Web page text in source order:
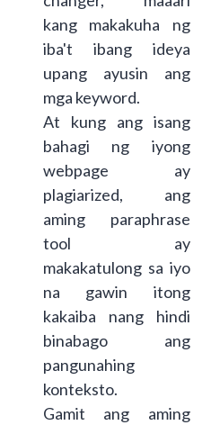
kang makakuha ng
iba't ibang ideya
upang ayusin ang
mga keyword.
At kung ang isang
bahagi ng iyong
webpage ay
plagiarized, ang
aming paraphrase
tool ay
makakatulong sa iyo
na gawin itong
kakaiba nang hindi
binabago ang
pangunahing
konteksto.
Gamit ang aming